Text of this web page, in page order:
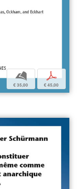
b
€ 35,00
p
€ 45,00